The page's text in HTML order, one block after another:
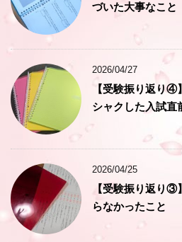
づいた大事なこと
2026/04/27
【受験振り返り④
シャクした入試直
2026/04/25
【受験振り返り
らなかったこと